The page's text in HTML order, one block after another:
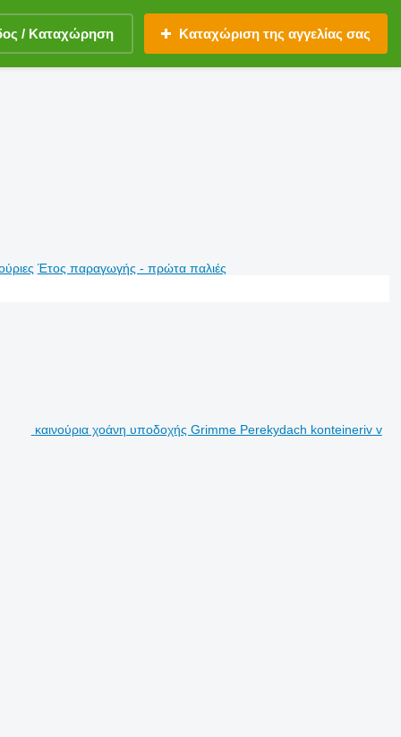
/ Καταχώρηση Καταχώριση της αγγελίας σας
Έτος παραγωγής - πρώτα παλιές
καινούρια χοάνη υποδοχής Grimme Perekydach konteineriv v